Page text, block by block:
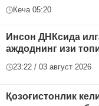
Кеча 05:20
Инсон ДНКсида
аждоднинг изи
23:22 / 03 август 2026
Қозоғистонлик